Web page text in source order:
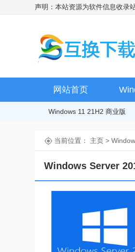
声明：本站资源为软件信息收录
网站首页
Windows 11 21H2 商业版
当前位置： 主页 >
Windows Server